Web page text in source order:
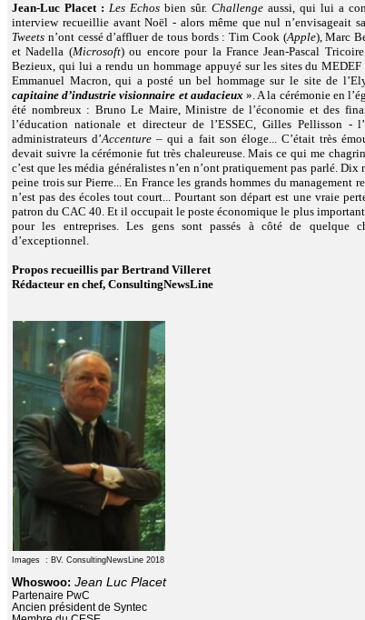
Jean-Luc Placet : Les Echos bien sûr. Challenge aussi, qui lui a
interview recueillie avant Noël - alors même que nul n’envisageait
Tweets n’ont cessé d’affluer de tous bords : Tim Cook (Apple), Marc
et Nadella (Microsoft) ou encorepour la France Jean-Pascal
Bezieux, qui lui a rendu un hommage appuyé sur les sites du MEDEF
Emmanuel Macron, qui a posté un bel hommage sur le site de
capitaine d’industrie visionnaire et audacieux ». A la cérémonie en
été nombreux : Bruno Le Maire, Ministre de l’économie et des
l’éducation nationale et directeur de l’ESSEC, Gilles Pellisson -
administrateurs d’Accenture – qui a fait son éloge... C’était très
devait suivre la cérémonie fut très chaleureuse. Mais ce qui me
c’est que les média généralistes n’en n’ont pratiquement pas parlé.
peine trois sur Pierre... En France les grands hommes du management
n’est pas des écoles tout court... Pourtant son départ est une vraie
patron du CAC 40. Et il occupait le poste économique le plus
pour les entreprises. Les gens sont passés à côté de quelque
d’exceptionnel.
Propos recueillis par Bertrand Villeret
Rédacteur en chef, ConsultingNewsLine
Images : BV. ConsultingNewsLine 2018
Whoswoo: Jean Luc Placet
Partenaire PwC
Ancien président de Syntec